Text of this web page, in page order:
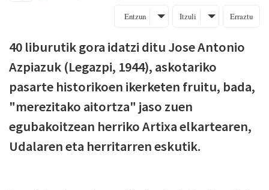
Entzun Itzuli Erraztu
40 liburutik gora idatzi ditu Jose Antonio
Azpiazuk (Legazpi, 1944), askotariko
pasarte historikoen ikerketen fruitu, bada,
"merezitako aitortza" jaso zuen
egubakoitzean herriko Artixa elkartearen,
Udalaren eta herritarren eskutik.